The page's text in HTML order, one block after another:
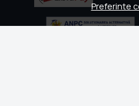
Preferinte